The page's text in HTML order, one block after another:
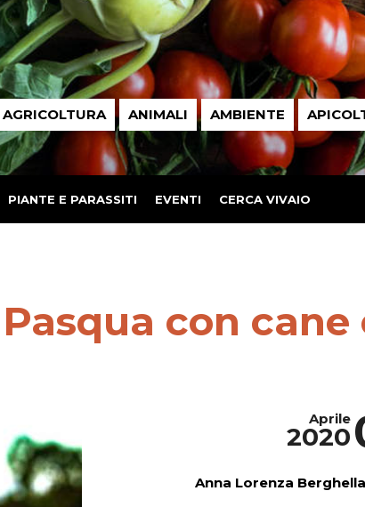
AGRICOLTURA ANIMALI AMBIENTE
PIANTE E PARASSITI EVENTI CERCA VIVAIO
con cane
Aprile
2020
Anna Lorenza Berghella